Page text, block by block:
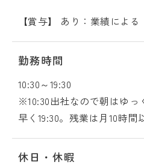
【賞与】 あり：業績による
勤務時間
10:30～19:30
※10:30出社なので朝はゆっ
早く19:30。残業は月10時間
休日・休暇